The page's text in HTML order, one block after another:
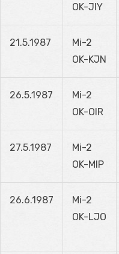
OK-JIY
21.5.1987
Mi-2
OK-KJN
26.5.1987
Mi-2
OK-OIR
27.5.1987
Mi-2
OK-MIP
26.6.1987
Mi-2
OK-LJO